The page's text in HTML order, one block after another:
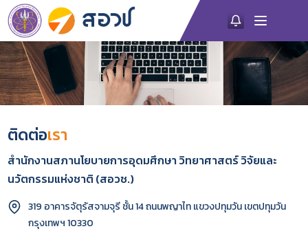
ติดต่อเรา
สำนักงานสภานโยบายการอุดมศึกษา วิทยาศาสตร์ วิจัยและ
นวัตกรรมแห่งชาติ (สอวช.)
319 อาคารจัตุรัสจามจุรี ชั้น 14 ถนนพญาไท แขวงปทุมวัน เขตปทุมวัน
กรุงเทพฯ 10330